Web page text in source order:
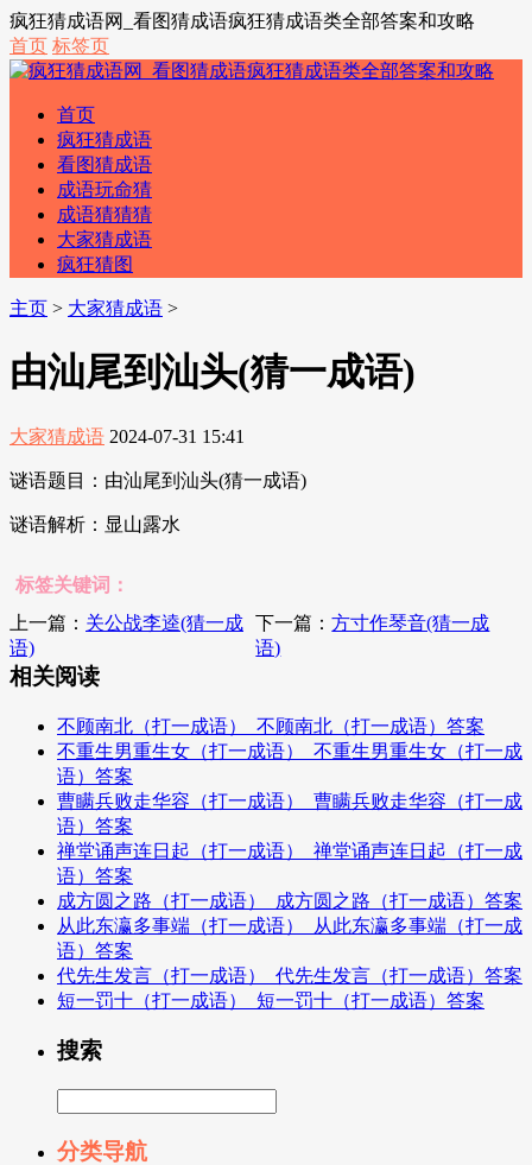
疯狂猜成语网_看图猜成语疯狂猜成语类全部答案和攻略
首页 标签页
首页
疯狂猜成语
看图猜成语
成语玩命猜
成语猜猜猜
大家猜成语
疯狂猜图
主页 > 大家猜成语 >
由汕尾到汕头(猜一成语)
大家猜成语 2024-07-31 15:41
谜语题目：由汕尾到汕头(猜一成语)
谜语解析：显山露水
标签关键词：
上一篇： 关公战李逵(猜一成
语)
下一篇：方寸作琴音(猜一成
语)
相关阅读
不顾南北（打一成语）_不顾南北（打一成语）答案
不重生男重生女（打一成语）_不重生男重生女（打一成
语）答案
曹瞒兵败走华容（打一成语）_曹瞒兵败走华容（打一成
语）答案
禅堂诵声连日起（打一成语）_禅堂诵声连日起（打一成
语）答案
成方圆之路（打一成语）_成方圆之路（打一成语）答案
从此东瀛多事端（打一成语）_从此东瀛多事端（打一成
语）答案
代先生发言（打一成语）_代先生发言（打一成语）答案
短一罚十（打一成语）_短一罚十（打一成语）答案
搜索
分类导航